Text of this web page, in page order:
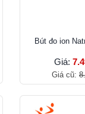
Bút đo ion
Giá:
Giá cũ: